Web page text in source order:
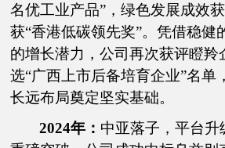
名优工业产品”，绿色发展成效
获“香港低碳领先奖”。凭借稳健
的增长潜力，公司再次获评瞪羚
选“广西上市后备培育企业”名单
长远布局奠定坚实基础。
2024年： 中亚落子，平台升